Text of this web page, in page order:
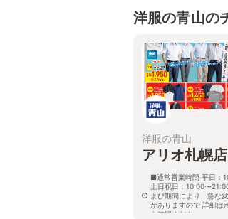
洋服の青山の
洋服の青山
アリオ札幌店
■通常営業時間 平日：
土日祝日：10:00〜
よび期間により、急な
がありますので 詳細は
を確認ください